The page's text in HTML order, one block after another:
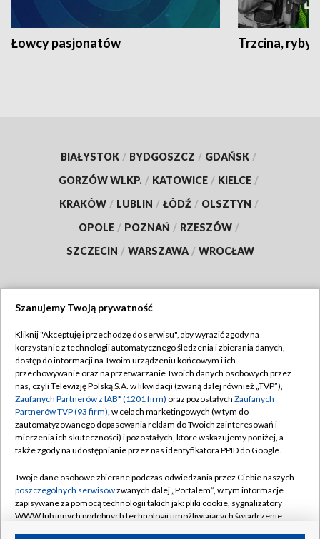
Łowcy pasjonatów Trzcina, ryby
BIAŁYSTOK / BYDGOSZCZ / GDAŃSK /
GORZÓW WLKP. / KATOWICE / KIELCE /
KRAKÓW / LUBLIN / ŁÓDŹ / OLSZTYN /
OPOLE / POZNAŃ / RZESZÓW /
SZCZECIN / WARSZAWA / WROCŁAW
TVP
Abonament TVP
Emisja w TVP
Centrum informacji TVP
Naziemna Telewizja Cyfrowa
Rada Programowa
System NOS
Informacje o nadawcy
Regulamin TVP
Polityka prywatności
Moje zgody
Pomoc
Kontakt
Szanujemy Twoją prywatność
Kliknij "Akceptuję i przechodzę do serwisu", aby wyrazić zgody na
korzystanie z technologii automatycznego śledzenia i zbierania danych,
dostęp do informacji na Twoim urządzeniu końcowym i ich
przechowywanie oraz na przetwarzanie Twoich danych osobowych przez
nas, czyli Telewizję Polską S.A. w likwidacji (zwaną dalej również „TVP”),
Zaufanych Partnerów z IAB* (1201 firm) oraz pozostałych Zaufanych
Partnerów TVP (93 firm), w celach marketingowych (w tym do
zautomatyzowanego dopasowania reklam do Twoich zainteresowań i
mierzenia ich skuteczności) i pozostałych, które wskazujemy poniżej, a
także zgody na udostępnianie przez nas identyfikatora PPID do Google.
Twoje dane osobowe zbierane podczas odwiedzania przez Ciebie naszych
poszczególnych serwisówzwanych dalej „Portalem”, w tym informacje
zapisywane za pomocą technologii takich jak: pliki cookie, sygnalizatory
WWW lub innych podobnych technologii umożliwiających świadczenie